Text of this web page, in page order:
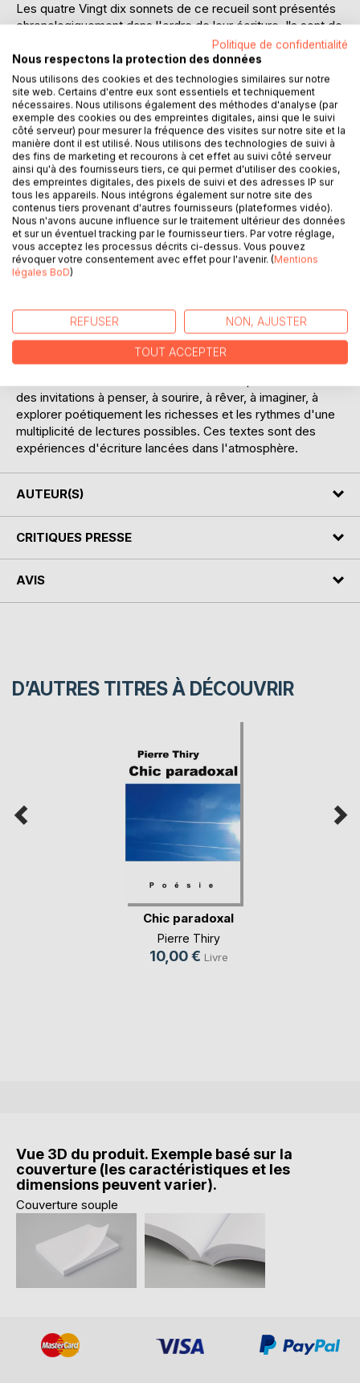
Les quatre Vingt dix sonnets de ce recueil sont présentés
chronologiquement dans l'ordre de leur écriture. Ils sont de
l'année 2020, c'est ce qui explique le "V" majuscule à
l'intérieur du nombre "quatre Vingt dix". Ils esquissent une
mince tranche de vie, une simple année Vingt. Certains de
ces sonnets se sont déjà fait connaître par une lecture à
voix haute, sur internet, dans une websérie intitulée
#UnJourUnSonnet (vidéos publiées quotidiennement de
Mars à Mai 2020). Mais beaucoup d'entre-eux sont ici
publiés pour la première fois. Je leur ai adjoint quinze
rondeaux destinés à illustrer des néologismes créés
arbitrairement par moi-même, en dilettante (saura-t-on
jamais si j'ai fait oeuvre utile ou futile?). J'ai eu envie de
partager les ouvertures infinies que peuvent susciter ces
formes d'écritures brèves... On y croise quelques
musiciens: Franz Schubert (1797-1828), Jan-Pieterszoon
Sweelinck (1562-1621), Jean-Sébastien Bach (1685-1750),
écureuil, des souvenirs, une mésange, des éloges, Orphée,
un plafonnier, des arbres, des nuages, un aspirateur, des
invitations, des regards... La silhouette d'une danseuse de
samba s'y élance... Les sons de la langue y affrontent les
des invitations à penser, à sourire, à rêver, à imaginer, à
explorer poétiquement les richesses et les rythmes d'une
multiplicité de lectures possibles. Ces textes sont des
expériences d'écriture lancées dans l'atmosphère.
AUTEUR(S)
CRITIQUES PRESSE
AVIS
D’AUTRES TITRES À DÉCOUVRIR
Chic paradoxal
Pierre Thiry
10,00 € Livre
Vue 3D du produit. Exemple basé sur la
couverture (les caractéristiques et les
dimensions peuvent varier).
Couverture souple
Politique de confidentialité
Nous respectons la protection des données
Nous utilisons des cookies et des technologies similaires sur notre
site web. Certains d'entre eux sont essentiels et techniquement
nécessaires. Nous utilisons également des méthodes d'analyse (par
exemple des cookies ou des empreintes digitales, ainsi que le suivi
côté serveur) pour mesurer la fréquence des visites sur notre site et la
manière dont il est utilisé. Nous utilisons des technologies de suivi à
des fins de marketing et recourons à cet effet au suivi côté serveur
ainsi qu'à des fournisseurs tiers, ce qui permet d'utiliser des cookies,
des empreintes digitales, des pixels de suivi et des adresses IP sur
tous les appareils. Nous intégrons également sur notre site des
contenus tiers provenant d'autres fournisseurs (plateformes vidéo).
Nous n'avons aucune influence sur le traitement ultérieur des données
et sur un éventuel tracking par le fournisseur tiers. Par votre réglage,
vous acceptez les processus décrits ci-dessus. Vous pouvez
révoquer votre consentement avec effet pour l'avenir. (Mentions
légales BoD)
REFUSER NON, AJUSTER
TOUT ACCEPTER